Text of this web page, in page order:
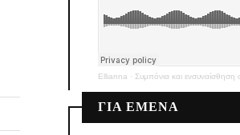
Ellianna · Συμπόνια και ενσυναίσθηση
ΓΙΑ ΕΜΕΝΑ